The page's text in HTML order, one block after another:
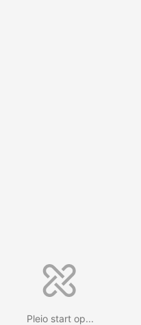
Pleio start op...